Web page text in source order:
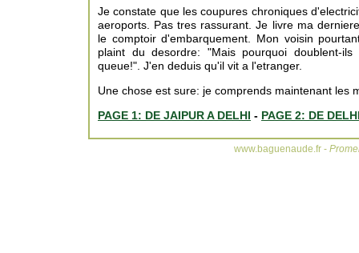
Je constate que les coupures chroniques
aeroports. Pas tres rassurant. Je livre ma
le comptoir d'embarquement. Mon voisin
plaint du desordre: "Mais pourquoi doublent-
queue!". J'en deduis qu'il vit a l'etranger.
Une chose est sure: je comprends maintenant les
PAGE 1: DE JAIPUR A DELHI - PAGE 2: DE
www.baguenaude.fr -